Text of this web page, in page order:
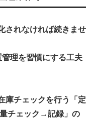
されなければ続きませ
理を習慣にする工夫
庫チェックを行う「定
チェック→記録」の